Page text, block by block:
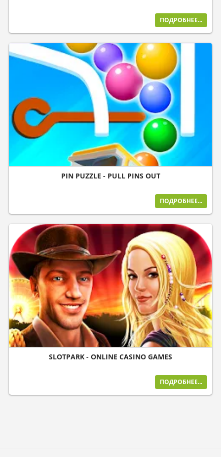
ПОДРОБНЕЕ...
PIN PUZZLE - PULL PINS OUT
ПОДРОБНЕЕ...
SLOTPARK - ONLINE CASINO GAMES
ПОДРОБНЕЕ...